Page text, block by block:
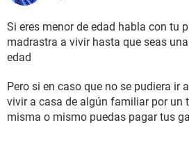
Si eres menor de edad habla con tu
madrastra a vivir hasta que seas
edad
Pero si en caso que no se pudiera ir
vivir a casa de algún familiar por un
misma o mismo puedas pagar tus